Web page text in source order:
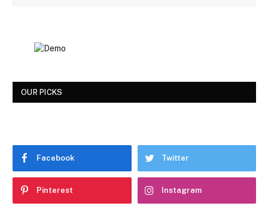
OUR PICKS
Facebook Twitter
Pinterest Instagram